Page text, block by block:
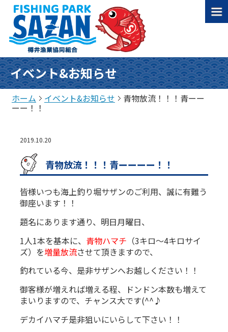
イベント&お知らせ
ホーム イベント&お知らせ 青物放流！！！青ーー
ーー！！
2019.10.20
青物放流！！！青ーーーー！！
皆様いつも海上釣り堀サザンのご利用、誠に有難う
御座います！！
題名にあります通り、明日月曜日、
1人1本を基本に、 青物ハマチ （3キロ～4キロサイ
ズ）を増量放流させて頂きますので、
釣れている今、是非サザンへお越しください！！
御客様が増えれば増える程、ドンドン本数も増えて
まいりますので、チャンス大です(^^♪
デカイハマチ是非狙いにいらして下さい！！